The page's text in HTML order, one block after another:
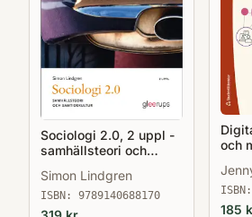
Sociologi 2.0, 2 uppl -
samhällsteori och
Simon Lindgren
ISBN: 9789140688170
och
ISBN:
185